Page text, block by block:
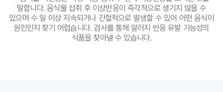
말합니다. 음식물 섭취 후 이상반응이 즉각적으로 생기지 않을 수
있으며 수 일 이상 지속되거나 간헐적으로 발생할 수 있어 어떤 음식이
원인인지 찾기 어렵습니다. 검사를 통해 알러지 반응 유발 가능성의
식품을 찾아낼 수 있습니다.